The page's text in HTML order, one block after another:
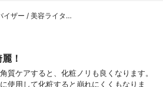
イザー / 美容ライタ…
！
質ケアすると、化粧ノリも良くなります。
使用して化粧すると崩れにくくもなりま